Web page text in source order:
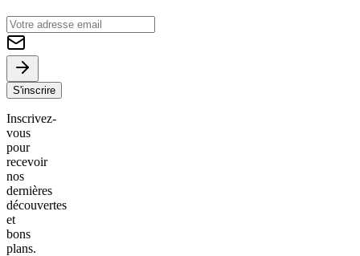
S'inscrire
Inscrivez-
vous
pour
recevoir
nos
dernières
découvertes
et
bons
plans.